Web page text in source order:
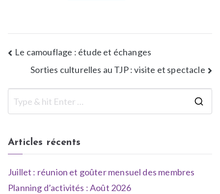
Le camouflage : étude et échanges
Sorties culturelles au TJP : visite et spectacle
Articles récents
Juillet : réunion et goûter mensuel des membres
Planning d’activités : Août 2026